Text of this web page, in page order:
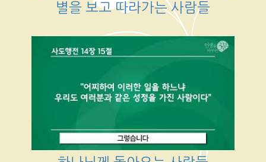
별을 보고 따라가는 사람들